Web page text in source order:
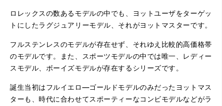
ロレックスの数あるモデルの中でも、ヨットユーザをターゲッ
トにしたラグジュアリーモデル、それがヨットマスターです。
フルステンレスのモデルが存在せず、それゆえ比較的高価格帯
のモデルです。また、スポーツモデルの中では唯一、レディー
スモデル、ボーイズモデルが存在するシリーズです。
誕生当初はフルイエロ―ゴールドモデルのみだったヨットマス
ターも、時代に合わせてスポーティーなコンビモデルなどがラ